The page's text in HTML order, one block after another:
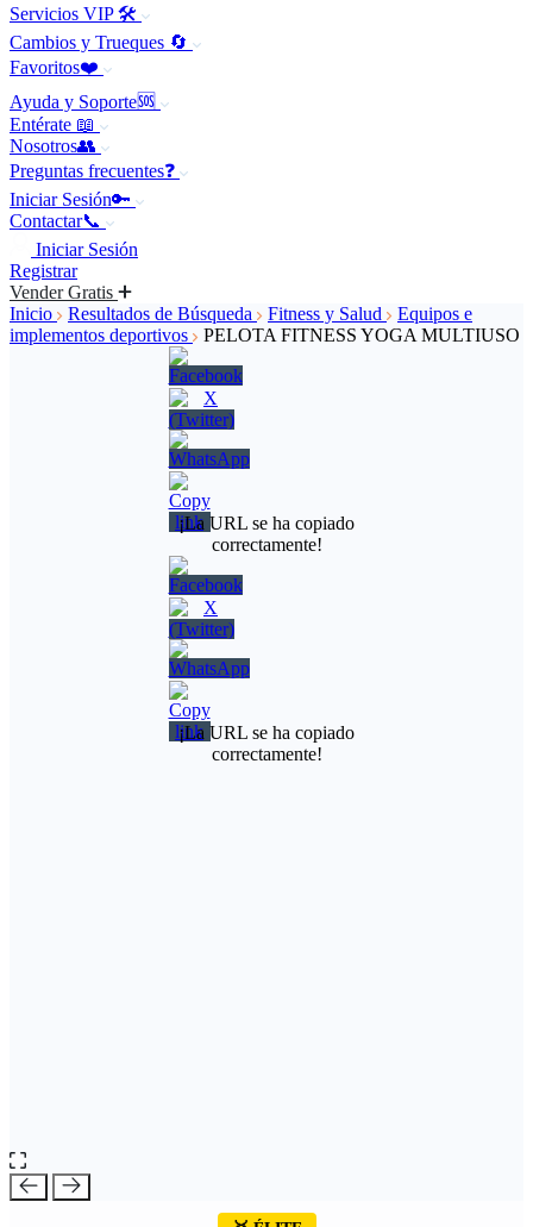
Servicios VIP 🛠️
Cambios y Trueques 🔄
Favoritos❤️
Ayuda y Soporte🆘
Entérate 📖
Nosotros👥
Preguntas frecuentes❓
Iniciar Sesión🔑
Contactar📞
Iniciar Sesión
Registrar
Vender Gratis
Inicio
Resultados de Búsqueda Fitness y Salud
Equipos e
implementos deportivos
PELOTA FITNESS YOGA MULTIUSO
¡La URL se ha copiado
correctamente!
¡La URL se ha copiado
correctamente!